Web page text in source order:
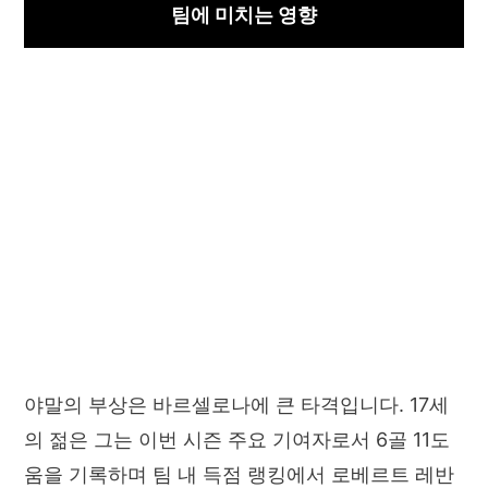
팀에 미치는 영향
야말의 부상은 바르셀로나에 큰 타격입니다. 17세
의 젊은 그는 이번 시즌 주요 기여자로서 6골 11도
움을 기록하며 팀 내 득점 랭킹에서 로베르트 레반